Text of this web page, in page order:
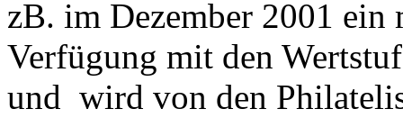
zB. im Dezember 2001
Verfügung mit den
und wird von den